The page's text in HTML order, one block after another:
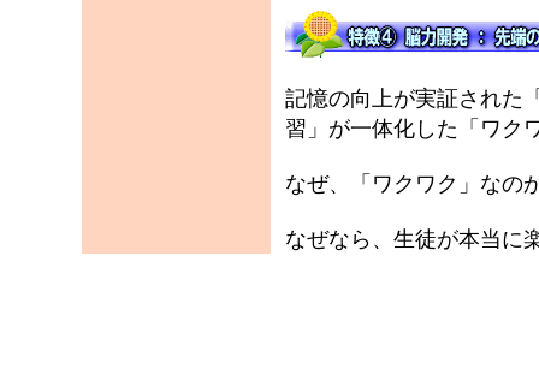
記憶の向上が実証された
習」が一体化した「ワク
なぜ、「ワクワク」なの
なぜなら、生徒が本当に